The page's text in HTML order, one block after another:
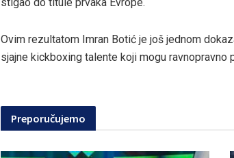
Ovim rezultatom Imran Botić je još jednom
sjajne kickboxing talente koji mogu ravnopravno
Preporučujemo